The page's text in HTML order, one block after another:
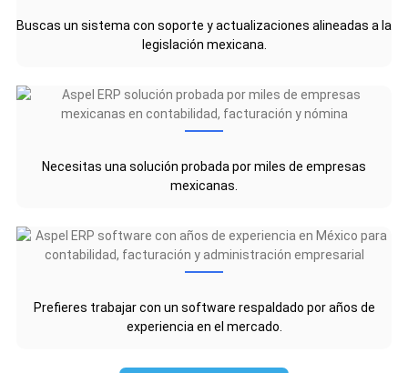
Buscas un sistema con soporte y actualizaciones alineadas a la
legislación mexicana.
Necesitas una solución probada por miles de empresas
mexicanas.
Prefieres trabajar con un software respaldado por años de
experiencia en el mercado.